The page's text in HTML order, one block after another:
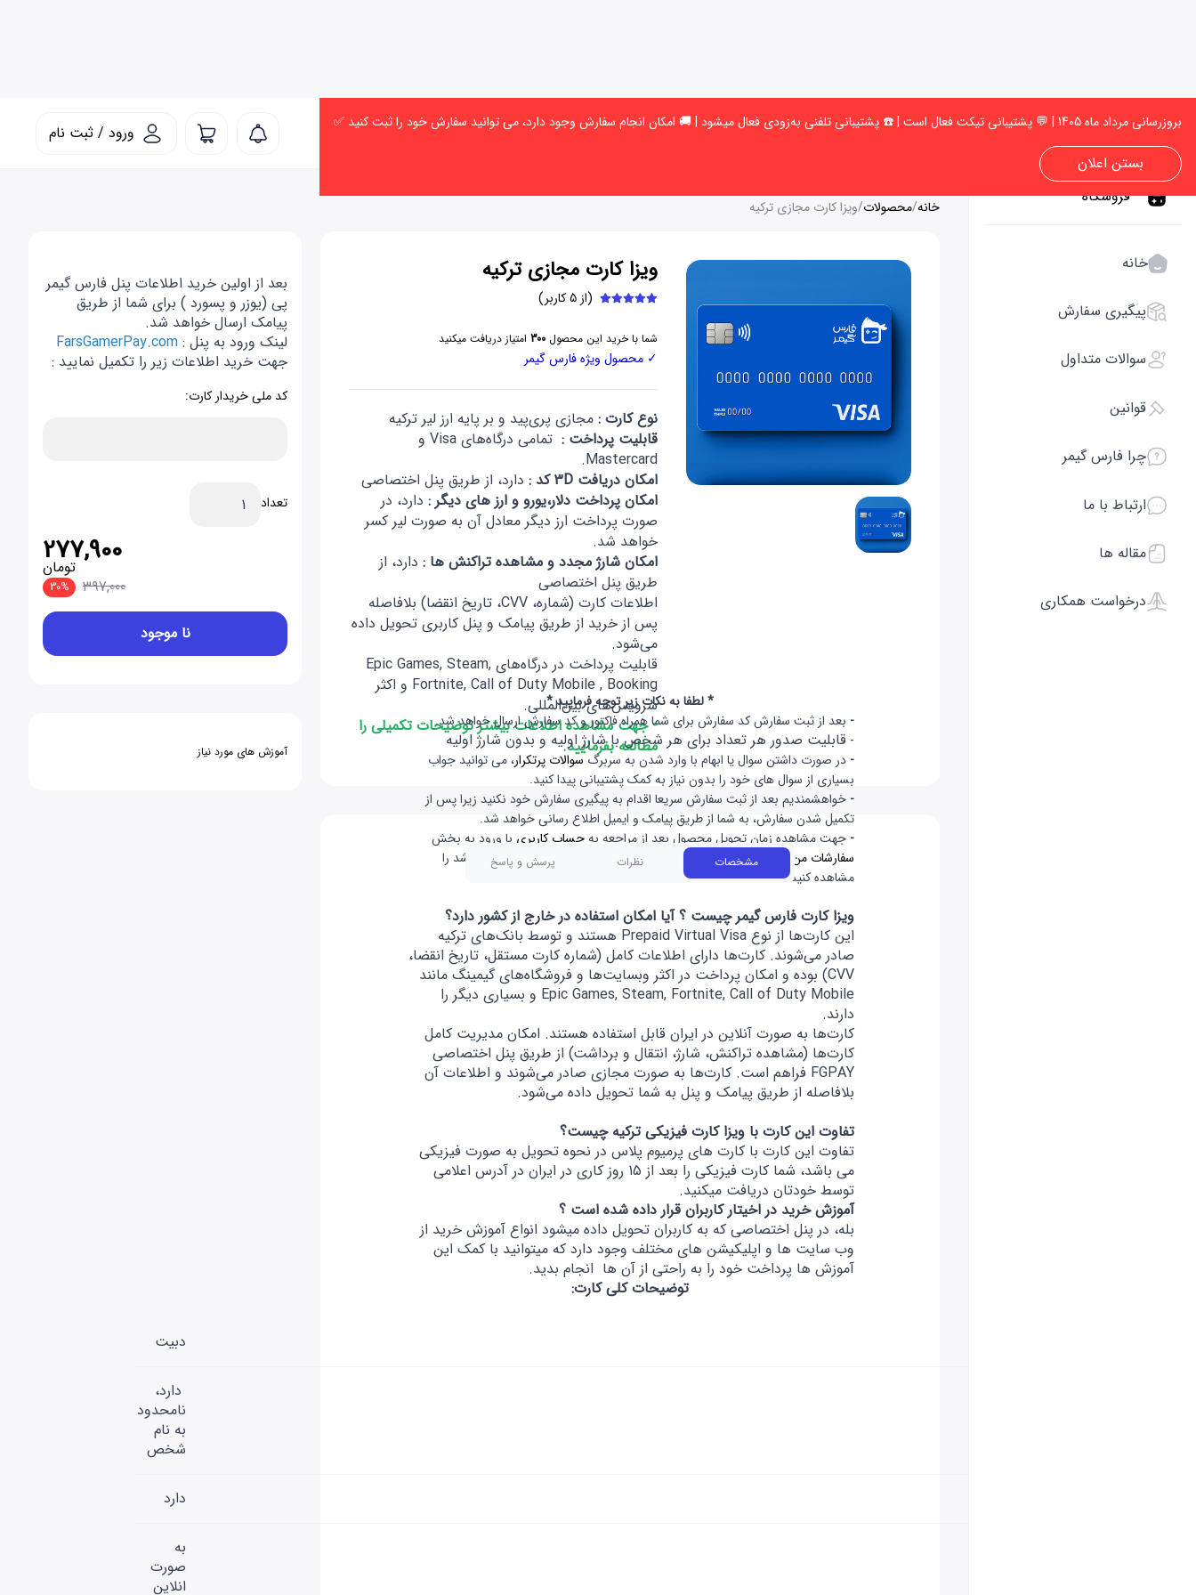
ورود / ثبت نام
فروشگاه
خانه
پیگیری سفارش
سوالات متداول
قوانین
چرا فارس گیمر
ارتباط با ما
مقاله ها
درخواست همکاری
بروزرسانی مرداد ماه 1405 | 💬 پشتیبانی تیکت فعال است | ☎️ پشتیبانی تلفنی به‌زودی فعال میشود | 🚚 امکان انجام سفارش وجود دارد، می توانید سفارش خود را ثبت کنید ✅
بستن اعلان
خانه/محصولات/ویزا کارت مجازی ترکیه
ویزا کارت مجازی ترکیه
(از 5 کاربر)
شما با خرید این محصول 300امتیاز دریافت میکنید
✓ محصول ویژه فارس گیمر
نوع کارت :مجازی پری‌پید و بر پایه ارز لیر ترکیه
قابلیت پرداخت :
تمامی درگاه‌های Visa و
Mastercard.
امکان دریافت 3D کد :
دارد، از طریق پنل اختصاصی
امکان پرداخت دلار،یورو و ارز های دیگر :دارد، در
صورت پرداخت ارز دیگر معادل آن به صورت لیر کسر
خواهد شد.
امکان شارژ مجدد و مشاهده تراکنش ها :دارد، از
طریق پنل اختصاصی
اطلاعات کارت (شماره، CVV، تاریخ انقضا) بلافاصله
پس از خرید از طریق پیامک و پنل کاربری تحویل داده
می‌شود.
قابلیت پرداخت در درگاه‌های Epic Games, Steam,
Fortnite, Call of Duty Mobile , Booking و اکثر
سرویس‌های بین‌المللی.
- جهت مشاهده اطلاعات بیشتر توضیحات تکمیلی را
مطالعه بفرمایید.
مشخصات نظرات پرسش و پاسخ
* لطفا به نکات زیر توجه فرمایید *
- بعد از ثبت سفارش کد سفارش برای شما همراه فاکتور و کد سفارش ارسال خواهد شد.
- قابلیت صدور هر تعداد برای هر شخص با شارژ اولیه و بدون شارژ اولیه
- در صورت داشتن سوال یا ابهام با وارد شدن به سربرگسوالات پرتکرار، می توانید جواب
بسیاری از سوال های خود را بدون نیاز به کمک پشتیبانی پیدا کنید.
- خواهشمندیم بعد از ثبت سفارش سریعا اقدام به پیگیری سفارش خود نکنید زیرا پس از
تکمیل شدن سفارش، به شما از طریق پیامک و ایمیل اطلاع رسانی خواهد شد.
- جهت مشاهده زمان تحویل محصول بعد از مراجعه بهحساب کاربری با ورود به بخش
سفارشات من میتوانید تایم تحویل سفارش که به صورت یک تایمر معکوس می باشد را
مشاهده کنید.
ویزا کارت فارس گیمر چیست ؟ آیا امکان استفاده در خارج از کشور دارد؟
این کارت‌ها از نوع Prepaid Virtual Visa هستند و توسط بانک‌های ترکیه
صادر می‌شوند. کارت‌ها دارای اطلاعات کامل (شماره کارت مستقل، تاریخ انقضا،
CVV) بوده و امکان پرداخت در اکثر وبسایت‌ها و فروشگاه‌های گیمینگ مانند
Epic Games, Steam, Fortnite, Call of Duty Mobile و بسیاری دیگر را
دارند.
کارت‌ها به صورت آنلاین در ایران قابل استفاده هستند. امکان مدیریت کامل
کارت‌ها (مشاهده تراکنش، شارژ، انتقال و برداشت) از طریق پنل اختصاصی
FGPAY فراهم است. کارت‌ها به صورت مجازی صادر می‌شوند و اطلاعات آن
بلافاصله از طریق پیامک و پنل به شما تحویل داده می‌شود.
تفاوت این کارت با ویزا کارت فیزیکی ترکیه چیست؟
تفاوت این کارت با کارت های پرمیوم پلاس در نحوه تحویل به صورت فیزیکی
می باشد، شما کارت فیزیکی را بعد از 15 روز کاری در ایران در آدرس اعلامی
توسط خودتان دریافت میکنید.
آموزش خرید در اخیتار کاربران قرار داده شده است ؟
بله، در پنل اختصاصی که به کاربران تحویل داده میشود انواع آموزش خرید از
وب سایت ها و اپلیکیشن های مختلف وجود دارد که میتوانید با کمک این
آموزش ها پرداخت خود را به راحتی از آن ها انجام بدید.
توضیحات کلی کارت:
دبیت
دارد،
نامحدود
به نام
شخص
دارد
به
صورت
انلاین
بعد از اولین خرید اطلاعات پنل فارس گیمر
پی (یوزر و پسورد ) برای شما از طریق
پیامک ارسال خواهد شد.
لینک ورود به پنل : FarsGamerPay.com
جهت خرید اطلاعات زیر را تکمیل نمایید :
کد ملی خریدار کارت:
تعداد
277,900
تومان
397,000
30%
آموزش های مورد نیاز